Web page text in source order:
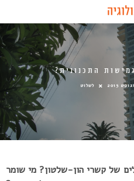
התכנונית?
לשלוט
של קשרי הון-שלטון? מי שומר